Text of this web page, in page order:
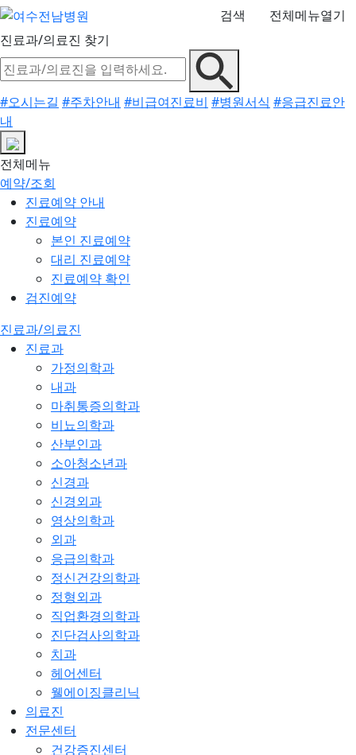
검색
전체메뉴열기
진료과/의료진 찾기
#오시는길 #주차안내 #비급여진료비 #병원서식 #응급진료안
내
전체메뉴
예약/조회
진료예약 안내
진료예약
본인 진료예약
대리 진료예약
진료예약 확인
검진예약
진료과/의료진
진료과
가정의학과
내과
마취통증의학과
비뇨의학과
산부인과
소아청소년과
신경과
신경외과
영상의학과
외과
응급의학과
정신건강의학과
정형외과
직업환경의학과
진단검사의학과
치과
헤어센터
웰에이징클리닉
의료진
전문센터
건강증진센터